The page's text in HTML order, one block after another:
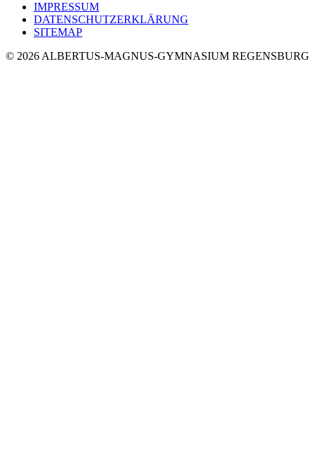
IMPRESSUM
DATENSCHUTZERKLÄRUNG
SITEMAP
© 2026 ALBERTUS-MAGNUS-GYMNASIUM REGENSBURG